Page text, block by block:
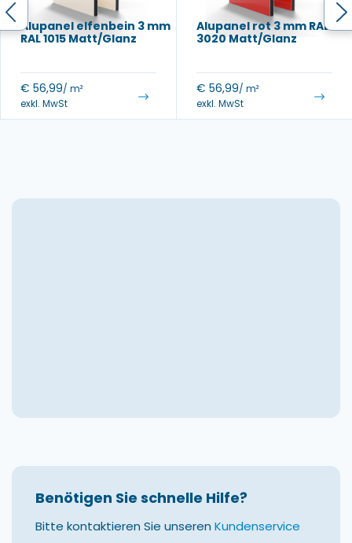
Alupanel elfenbein 3 mm
RAL 1015 Matt/Glanz
€ 56,99/ m²
exkl. MwSt
Alupanel rot 3 mm RAL
3020 Matt/Glanz
€ 56,99/ m²
exkl. MwSt
Benötigen Sie schnelle Hilfe?
Bitte kontaktieren Sie unseren Kundenservice